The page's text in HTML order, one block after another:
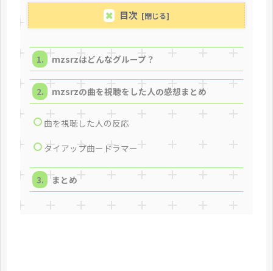
目次
mzsrzはどんなグループ？
mzsrzの曲を視聴をした人の感想まとめ
曲を視聴した人の反応
タイアップ曲ードラマー
まとめ